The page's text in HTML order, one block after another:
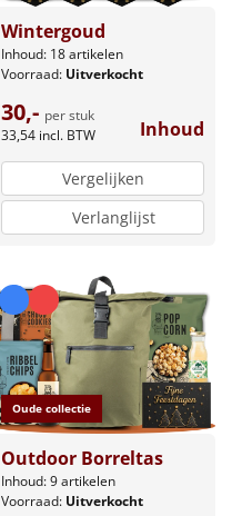
Wintergoud
Inhoud: 18 artikelen
Voorraad: Uitverkocht
30,- per stuk
33,54 incl. BTW Inhoud
Vergelijken
Verlanglijst
Oude collectie
Outdoor Borreltas
Inhoud: 9 artikelen
Voorraad: Uitverkocht